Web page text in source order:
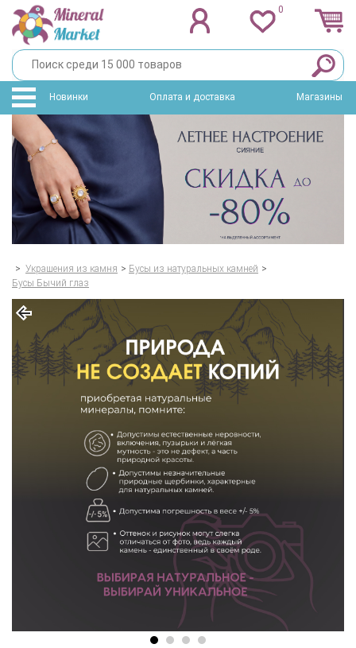
0
Новинки Оплата и доставка Магазины
> Украшения из камня > Бусы из натуральных камней >
Бусы Бычий глаз